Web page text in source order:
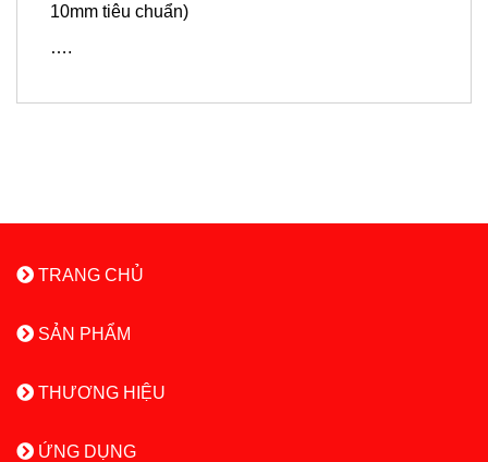
10mm tiêu chuẩn)
….
TRANG CHỦ
SẢN PHẨM
THƯƠNG HIỆU
ỨNG DỤNG